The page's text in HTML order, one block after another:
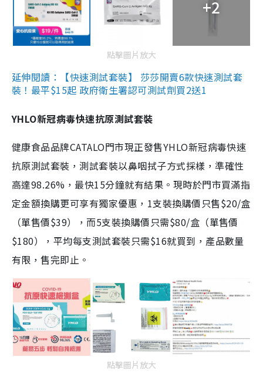
+2
點擊圖片放大
延伸閱讀：【快速測試套裝】 莎莎開賣6款快速測試套
裝！最平$15起 政府衛生署認可測試劑買2送1
YHLO新冠病毒快速抗原測試套裝
健康食品品牌CATALO門市現正發售YHLO新冠病毒快速
抗原測試套裝，測試套裝以鼻咽拭子方式採樣，準確性
高達98.26%，最快15分鐘就有結果。現時於門市買滿指
定金額換購更可享有獨家優惠，1支裝換購價只售$20/盒
（單售價$39），而5支裝換購價只需$80/盒（單售價
$180），平均每支測試套裝只需$16就買到，產品數量
有限，售完即止。
點擊圖片放大